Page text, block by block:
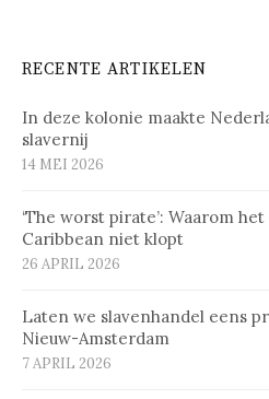
RECENTE ARTIKELEN
In deze kolonie maakte
slavernij
14 MEI 2026
‘The worst pirate’: Waarom
Caribbean niet klopt
26 APRIL 2026
Laten we slavenhandel eens
Nieuw-Amsterdam
7 APRIL 2026